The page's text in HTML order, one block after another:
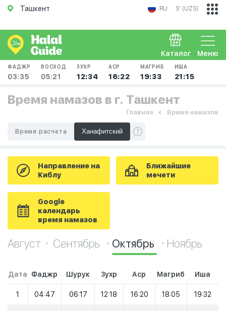
Ташкент RU Sʻ (UZS)
Меню
Каталог
ФАДЖР
03:35
ВОСХОД
05:21
ЗУХР
12:34
АСР
16:22
МАГРИБ
19:33
ИША
21:15
Время намазов в г. Ташкент
Главная Время намазов
Время расчета
Направление на
Киблу
Ближайшие
мечети
Google
календарь
время намазов
Август Сентябрь Октябрь Ноябрь
Дата Фаджр Шурук Зухр Аср Магриб Иша
1 04:47 06:17 12:18 16:20 18:05 19:32